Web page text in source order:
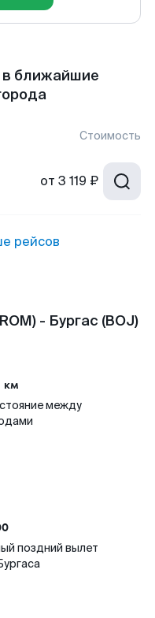
ближайшие
Стоимость
от 3 119 ₽
рейсов
- Бургас (BOJ)
км
между
поздний вылет